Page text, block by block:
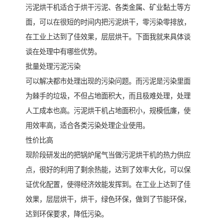
污泥烘干机适合于烘干污泥、各类金属、矿业黏土等方
面，可以在很短的时间内把污泥烘干，零污染零排放，
在工业上达到了佳效果，层层烘干。下面我就来具体谈
谈在处理中有哪些优势。
批量处理污泥污染
可以解决都市处理出现的污染问题。而污泥是污染里面
为棘手的垃圾，不但占地面积大，而且极难处理，处理
人工成本也高。污泥烘干机占地面积小，规模低廉，使
用效率高，适合各类污染处理企业使用。
性价比高
现阶段研发出的把锅炉尾气当做污泥烘干机的热力供应
点，很好的利用了剩余热能，达到了效率大化，可以保
证优化配置，使得经济效能发挥到。在工业上达到了佳
效果，层层烘干，烘干，绿色环保，做到了节能环保，
达到环保要求，降低污染。